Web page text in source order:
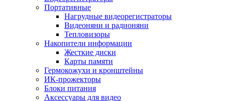
Портативные
Нагрудные видеорегистраторы
Видеоняни и радионяни
Тепловизоры
Накопители информации
Жесткие диски
Карты памяти
Гермокожухи и кронштейны
ИК-прожекторы
Блоки питания
Аксессуары для видео